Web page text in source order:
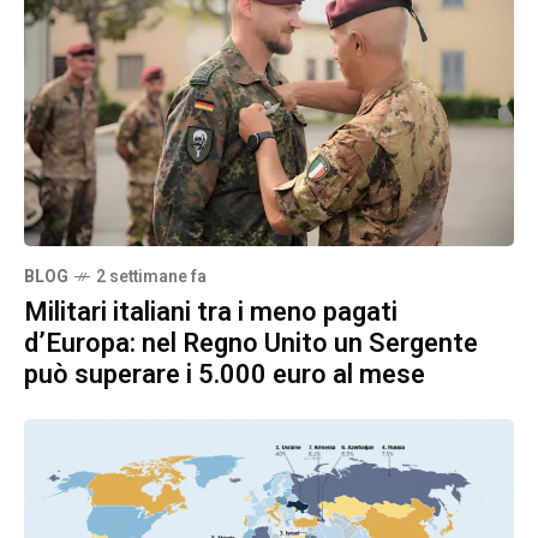
BLOG 2 settimane fa
Militari italiani tra i meno pagati
d’Europa: nel Regno Unito un Sergente
può superare i 5.000 euro al mese